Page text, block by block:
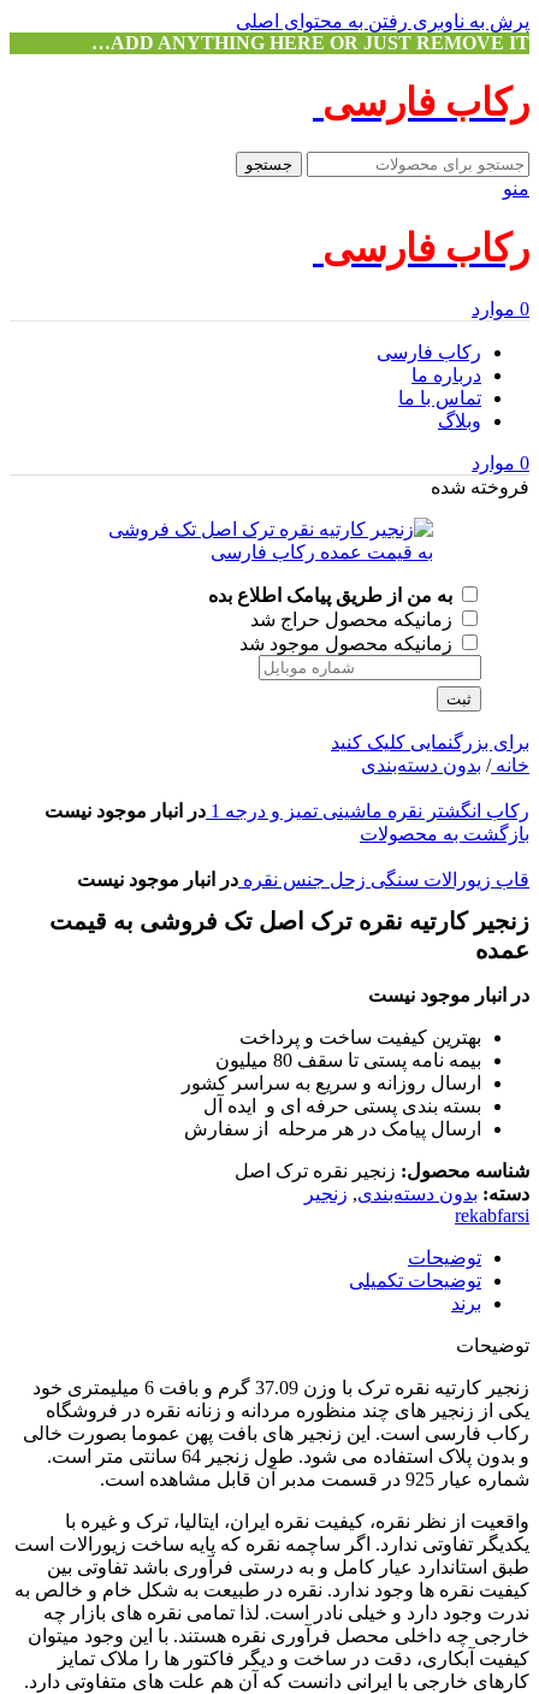
پرش به ناوبری رفتن به محتوای اصلی
ADD ANYTHING HERE OR JUST REMOVE IT…
رکاب فارسی
جستجو
منو
رکاب فارسی
0 موارد
رکاب فارسی
درباره ما
تماس با ما
وبلاگ
0 موارد
فروخته شده
به من از طریق پیامک اطلاع بده
زمانیکه محصول حراج شد
زمانیکه محصول موجود شد
ثبت
برای بزرگنمایی کلیک کنید
خانه/ بدون دسته‌بندی
رکاب انگشتر نقره ماشینی تمیز و درجه 1
در انبار موجود نیست
بازگشت به محصولات
قاب زیورالات سنگی زحل جنس نقره در انبار موجود نیست
زنجیر کارتیه نقره ترک اصل تک فروشی به قیمت
عمده
در انبار موجود نیست
بهترین کیفیت ساخت و پرداخت
بیمه نامه پستی تا سقف 80 میلیون
ارسال روزانه و سریع به سراسر کشور
بسته بندی پستی حرفه ای و ایده آل
ارسال پیامک در هر مرحله از سفارش
شناسه محصول: زنجیر نقره ترک اصل
دسته: بدون دسته‌بندی, زنجیر
rekabfarsi
توضیحات
توضیحات تکمیلی
برند
توضیحات
زنجیر کارتیه نقره ترک با وزن 37.09 گرم و بافت 6 میلیمتری خود
یکی از زنجیر های چند منظوره مردانه و زنانه نقره در فروشگاه
رکاب فارسی است. این زنجیر های بافت پهن عموما بصورت خالی
و بدون پلاک استفاده می شود. طول زنجیر 64 سانتی متر است.
شماره عیار 925 در قسمت مدبر آن قابل مشاهده است.
واقعیت از نظر نقره، کیفیت نقره ایران، ایتالیا، ترک و غیره با
یکدیگر تفاوتی ندارد. اگر ساچمه نقره که پایه ساخت زیورالات است
طبق استاندارد عیار کامل و به درستی فرآوری باشد تفاوتی بین
کیفیت نقره ها وجود ندارد. نقره در طبیعت به شکل خام و خالص به
ندرت وجود دارد و خیلی نادر است. لذا تمامی نقره های بازار چه
خارجی چه داخلی محصل فرآوری نقره هستند. با این وجود میتوان
کیفیت آبکاری، دقت در ساخت و دیگر فاکتور ها را ملاک تمایز
کارهای خارجی با ایرانی دانست که آن هم علت های متفاوتی دارد.